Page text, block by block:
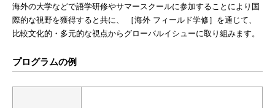
海外の大学などで語学研修やサマースクールに参加することにより国
際的な視野を獲得すると共に、 ［海外 フィールド学修］を通じて、
比較文化的・多元的な視点からグローバルイシューに取り組みます。
プログラムの例